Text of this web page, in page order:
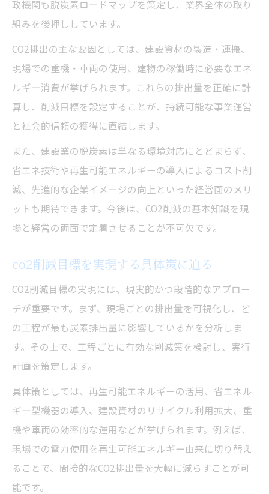
政機関も脱炭素ロードマップを策定し、業界全体の取り
組みを後押ししています。
CO2排出の主な要因としては、建設資材の製造・運搬、
現場での重機・車両の使用、建物の稼働時に必要なエネ
ルギー消費が挙げられます。これらの排出量を正確に計
算し、削減目標を設定することが、持続可能な事業運営
と社会的信頼の獲得に直結します。
また、建設業の脱炭素は単なる環境対応にとどまらず、
省エネ技術や再生可能エネルギーの導入によるコスト削
減、先進的な企業イメージの向上といった経営面のメリ
ットも期待できます。今後は、CO2削減の基本知識を現
場と経営の両面で定着させることが不可欠です。
co2削減目標を実現する具体策に迫る
CO2削減目標の実現には、現実的かつ段階的なアプロー
チが重要です。まず、現場ごとの排出量を可視化し、ど
の工程が最も炭素排出量に影響しているかを分析しま
す。その上で、工程ごとに有効な削減策を検討し、実行
計画を策定します。
具体策としては、再生可能エネルギーの活用、省エネル
ギー型機器の導入、建設資材のリサイクル利用拡大、重
機や車両の効率的な運用などが挙げられます。例えば、
現場での電力使用を再生可能エネルギー由来に切り替え
ることで、間接的なCO2排出量を大幅に減らすことが可
能です。